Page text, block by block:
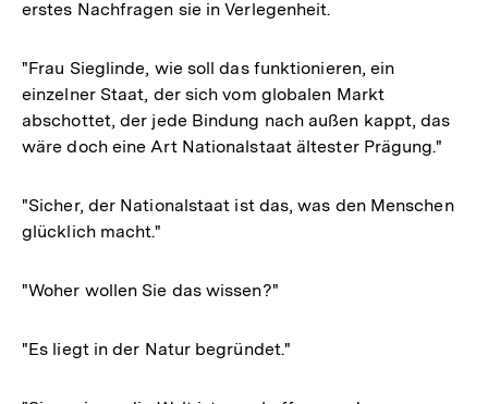
erstes Nachfragen sie in Verlegenheit.
"Frau Sieglinde, wie soll das funktionieren, ein
einzelner Staat, der sich vom globalen Markt
abschottet, der jede Bindung nach außen kappt, das
wäre doch eine Art Nationalstaat ältester Prägung."
"Sicher, der Nationalstaat ist das, was den Menschen
glücklich macht."
"Woher wollen Sie das wissen?"
"Es liegt in der Natur begründet."